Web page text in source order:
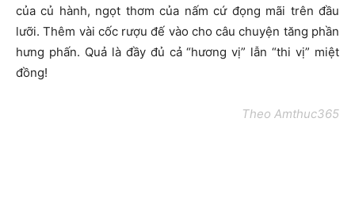
của củ hành, ngọt thơm của nấm cứ đọng mãi trên đầu
lưỡi. Thêm vài cốc rượu đế vào cho câu chuyện tăng phần
hưng phấn. Quả là đầy đủ cả “hương vị” lẫn “thi vị” miệt
đồng!
Theo Amthuc365